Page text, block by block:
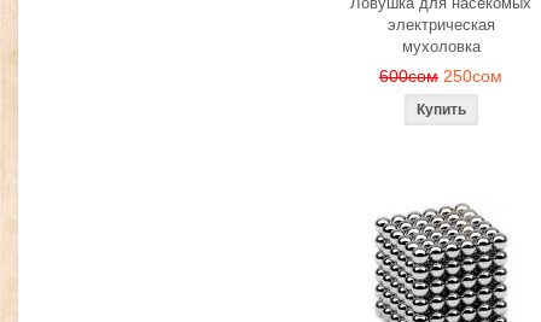
электрическая
мухоловка
600сом 250сом